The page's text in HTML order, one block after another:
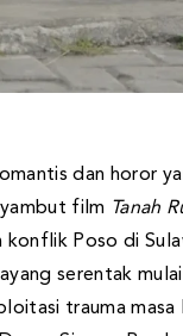
dan horor
film
Tanah
konflik Poso di
serentak
trauma masa